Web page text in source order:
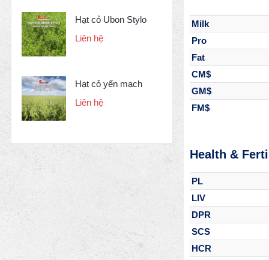
Hạt cỏ Ubon Stylo
Liên hệ
Hạt cỏ yến mạch
Liên hệ
Milk
Pro
Fat
CM$
GM$
FM$
Health &
PL
LIV
DPR
SCS
HCR